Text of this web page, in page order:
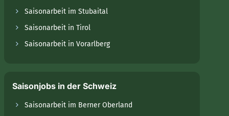
Saisonarbeit im Stubaital
Saisonarbeit in Tirol
Saisonarbeit in Vorarlberg
Saisonjobs in der Schweiz
Saisonarbeit im Berner Oberland